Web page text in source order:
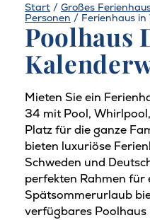
Start / Großes
Personen / Ferienhaus in
Poolhaus
Mieten Sie ein
34 mit Pool,
Platz für die ganze
bieten luxuriöse
Schweden und
perfekten Rahmen für
Spätsommerurlaub
verfügbares Poolhaus